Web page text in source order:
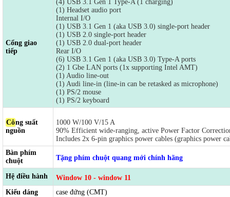
Cổng giao
tiếp
(4) USB 3.1 Gen 1 Type-A (1 charging)
(1) Headset audio port
Internal I/O
(1) USB 3.1 Gen 1 (aka USB 3.0) single-port header
(1) USB 2.0 single-port header
(1) USB 2.0 dual-port header
Rear I/O
(6) USB 3.1 Gen 1 (aka USB 3.0) Type-A ports
(2) 1 Gbe LAN ports (1x supporting Intel AMT)
(1) Audio line-out
(1) Audi line-in (line-in can be retasked as microphone)
(1) PS/2 mouse
(1) PS/2 keyboard
Công suất
nguồn
1000 W/100 V/15 A
90% Efficient wide-ranging, active Power Factor
Includes 2x 6-pin graphics power cables (graphics power
Bàn phím
chuột
Tặng phím chuột quang mới chính hãng
Hệ điều hành
Window 10 - window 11
Kiểu dáng
case đứng (CMT)